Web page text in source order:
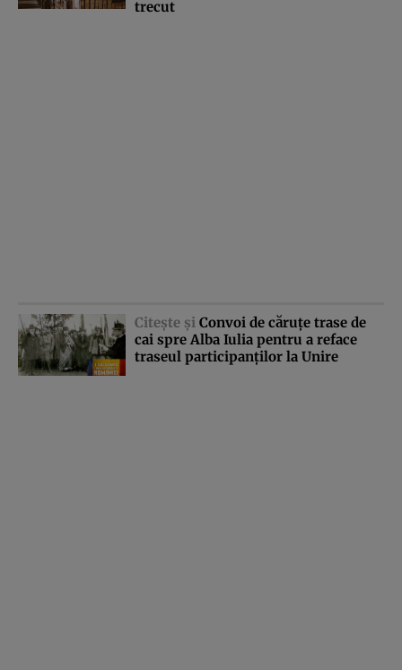
trecut
Citeşte şi Convoi de căruţe trase de
cai spre Alba Iulia pentru a reface
traseul participanţilor la Unire